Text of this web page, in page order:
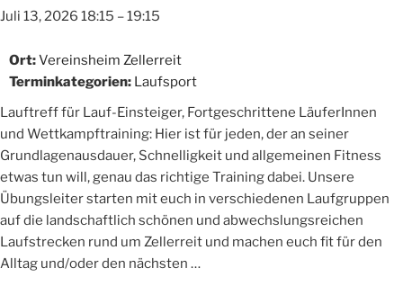
Juli 13, 2026 18:15 –19:15
Ort:Vereinsheim Zellerreit
Terminkategorien: Laufsport
Lauftreff für Lauf-Einsteiger, Fortgeschrittene LäuferInnen
und Wettkampftraining: Hier ist für jeden, der an seiner
Grundlagenausdauer, Schnelligkeit und allgemeinen Fitness
etwas tun will, genau das richtige Training dabei. Unsere
Übungsleiter starten mit euch in verschiedenen Laufgruppen
auf die landschaftlich schönen und abwechslungsreichen
Laufstrecken rund um Zellerreit und machen euch fit für den
Alltag und/oder den nächsten …